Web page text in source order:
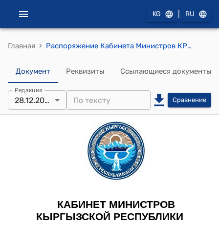
KG RU
Главная › Распоряжение Кабинета Министров КР от 17 декабря 2021 года № 328-р (О государственном предприятии «Инфосистемс» при Министерстве финансов Кыргызской Республики)
Документ Реквизиты Ссылающиеся документы
Редакция
28.12.2021 Сравнение